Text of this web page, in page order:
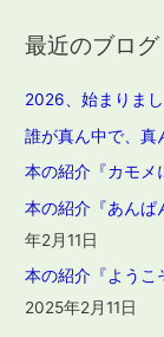
最近のブログ
2026、始まりまし
誰が真ん中で、真
本の紹介『カモメ
本の紹介『あんぱ
年2月11日
本の紹介『ようこ
2025年2月11日